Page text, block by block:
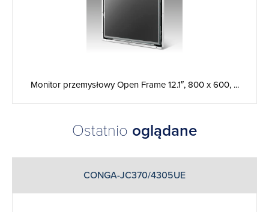
Monitor przemysłowy Open Frame 12.1″, 800 x 600, ...
Ostatnio oglądane
CONGA-JC370/4305UE